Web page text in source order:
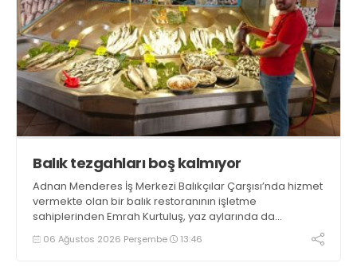
Balık tezgahları boş kalmıyor
Adnan Menderes İş Merkezi Balıkçılar Çarşısı’nda hizmet
vermekte olan bir balık restoranının işletme
sahiplerinden Emrah Kurtuluş, yaz aylarında da
tezgahlarda taze balık bulunduğunu ifade ederek “Yıl
boyunca tezgahlarda taze balık bulmak mümkün
06 Ağustos 2026 Perşembe 13:46